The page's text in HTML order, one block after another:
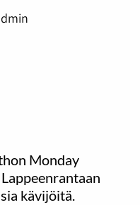
Monday
kävijöitä.